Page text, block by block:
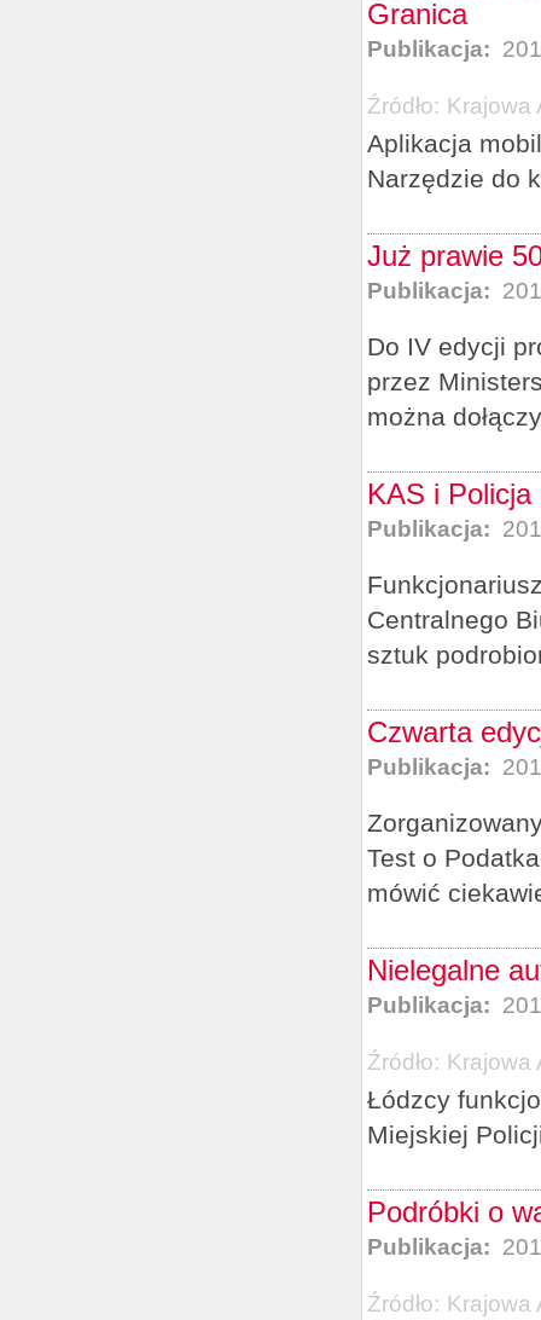
Granica
Publikacja:
Źródło: Krajowa
Aplikacja
Narzędzie do
Już prawie
Publikacja:
Do IV edycji
przez
można
KAS i Policja
Publikacja:
Centralnego
sztuk
Czwarta
Publikacja:
Test o
mówić
Nielegalne
Publikacja:
Źródło: Krajowa
Łódzcy
Miejskiej
Podróbki o
Publikacja:
Źródło: Krajowa